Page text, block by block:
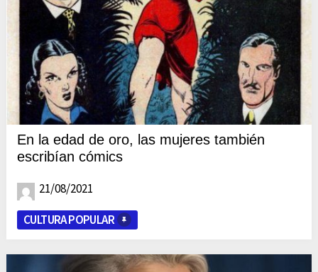
En la edad de oro, las mujeres también
escribían cómics
21/08/2021
CULTURA POPULAR